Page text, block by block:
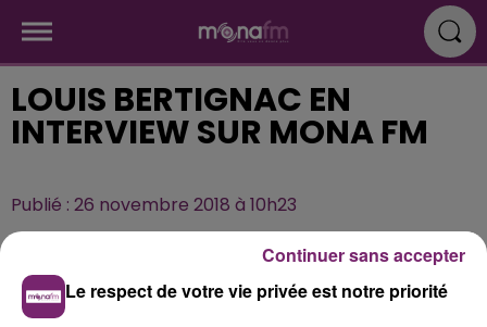
LOUIS BERTIGNAC EN
INTERVIEW SUR MONA FM
Publié : 26 novembre 2018 à 10h23
Le respect de votre vie privée est notre priorité
Continuer sans accepter